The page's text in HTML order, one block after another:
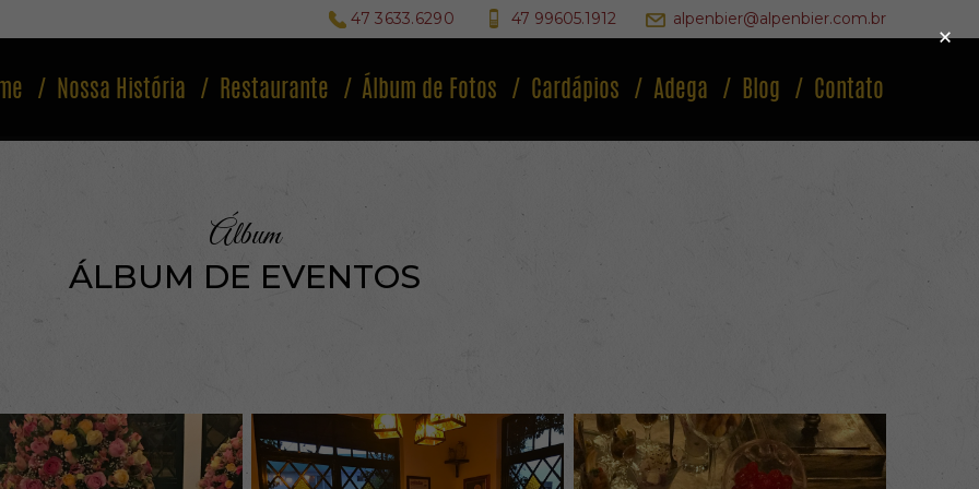
47 3633.6290 47 99605.1912 alpenbier@alpenbier.com.br
Nossa História Restaurante Álbum de Fotos Cardápios Adega Blog Contato
Álbum
ÁLBUM DE EVENTOS
×